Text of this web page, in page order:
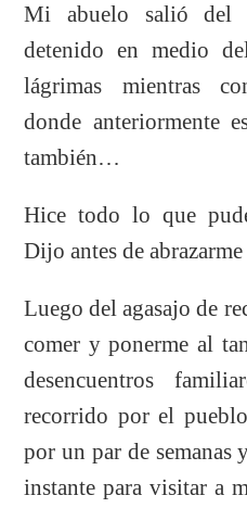
Mi abuelo salió del
detenido en medio
lágrimas mientras
donde anteriormente
también…
Hice todo lo que
Dijo antes de
Luego del agasajo de
comer y ponerme al
desencuentros
recorrido por el
por un par de semanas
instante para visitar a